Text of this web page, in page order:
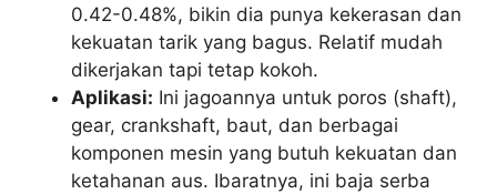
0.42-0.48%, bikin dia punya kekerasan dan
kekuatan tarik yang bagus. Relatif mudah
dikerjakan tapi tetap kokoh.
Aplikasi: Ini jagoannya untuk poros (shaft),
gear, crankshaft, baut, dan berbagai
komponen mesin yang butuh kekuatan dan
ketahanan aus. Ibaratnya, ini baja serba